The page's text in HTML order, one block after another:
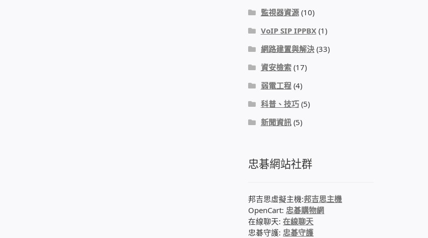
監視器資源(10)
VoIP SIP IPPBX(1)
網路建置與解決(33)
資安檢索(17)
弱電工程(4)
科普、技巧(5)
新聞資訊(5)
忠碁網站社群
邦吉思虛擬主機:邦吉思主機
OpenCart: 忠碁購物網
在線聊天:在線聊天
忠碁守護: 忠碁守護